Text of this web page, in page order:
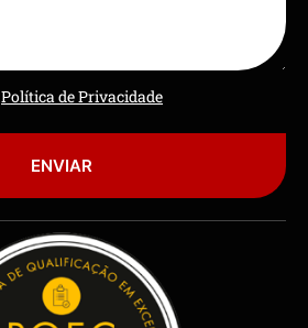
Política de Privacidade
ENVIAR